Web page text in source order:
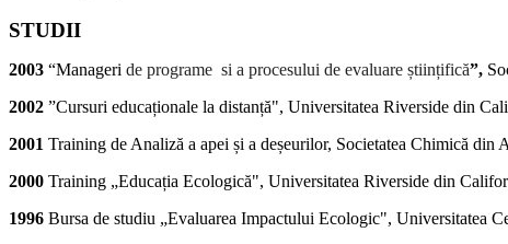
STUDII
2003 “Manageri de programe si a procesului de evaluare științifică”,
2002 ”Cursuri educaționale la distanță", Universitatea Riverside din
2001 Training de Analiză a apei și a deșeurilor, Societatea Chimică din
2000 Training „Educația Ecologică", Universitatea Riverside din
1996 Bursa de studiu „Evaluarea Impactului Ecologic", Universitatea